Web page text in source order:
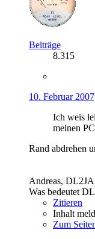
Beiträge
8.315
10. Februar
Ich weis
meinen
Rand abdrehen
Andreas,
Was bedeutet
Zitieren
Inhalt
Zum